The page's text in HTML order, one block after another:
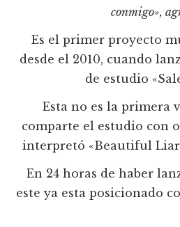
conmigo»,
Es el primer proyecto
desde el 2010, cuando
de estudio
Esta no es la primera
comparte el estudio con
interpretó «Beautiful
En 24 horas de haber
este ya esta posicionado